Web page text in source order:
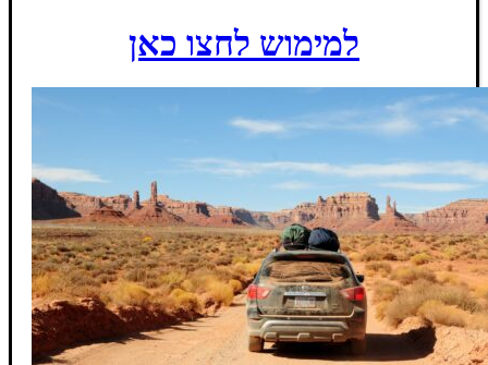
למימוש לחצו כאן